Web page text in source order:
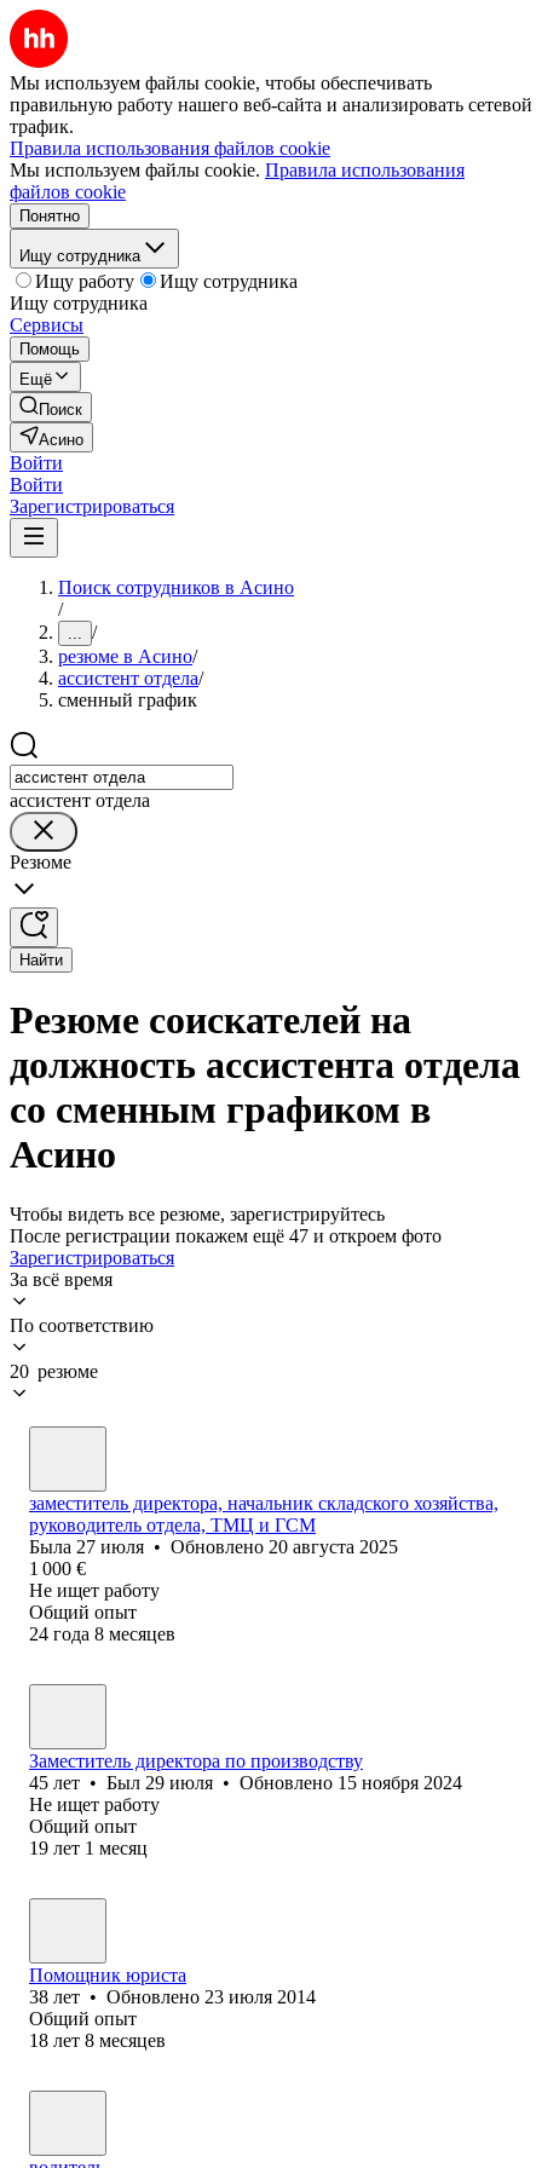
Мы используем файлы cookie, чтобы обеспечивать
правильную работу нашего веб-сайта и анализировать сетевой
трафик.
Правила использования файлов cookie
Мы используем файлы cookie. Правила использования
файлов cookie
Понятно
Ищу сотрудника
Ищу работу
Ищу сотрудника
Ищу сотрудника
Сервисы
Помощь
Ещё
Поиск
Асино
Войти
Войти
Зарегистрироваться
Поиск сотрудников в Асино
/
... /
резюме в Асино/
ассистент отдела/
сменный график
ассистент отдела
Резюме
Найти
Резюме соискателей на
должность ассистента отдела
со сменным графиком в
Асино
Чтобы видеть все резюме, зарегистрируйтесь
После регистрации покажем ещё 47 и откроем фото
Зарегистрироваться
За всё время
По соответствию
20 резюме
заместитель директора, начальник складского хозяйства,
руководитель отдела, ТМЦ и ГСМ
Была 27 июля • Обновлено 20 августа 2025
1 000 €
Не ищет работу
Общий опыт
24 года 8 месяцев
Заместитель директора по производству
45 лет • Был 29 июля • Обновлено 15 ноября 2024
Не ищет работу
Общий опыт
19 лет 1 месяц
Помощник юриста
38 лет • Обновлено 23 июля 2014
Общий опыт
18 лет 8 месяцев